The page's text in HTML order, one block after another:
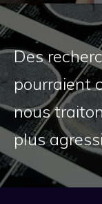
Des
pourraient
nous
plus